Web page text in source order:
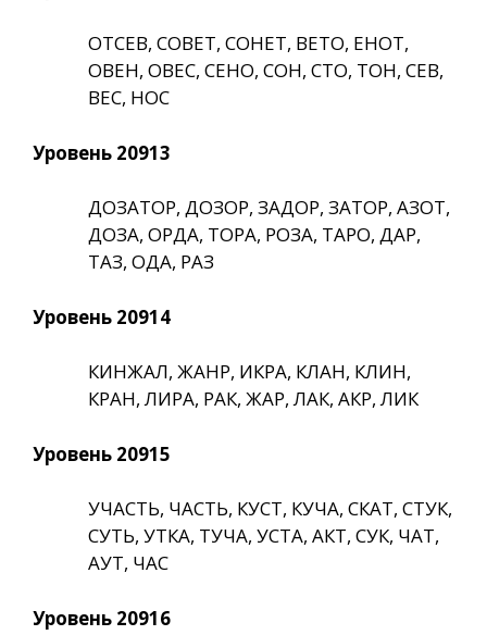
ОТСЕВ, СОВЕТ, СОНЕТ, ВЕТО, ЕНОТ,
ОВЕН, ОВЕС, СЕНО, СОН, СТО, ТОН, СЕВ,
ВЕС, НОС
Уровень 20913
ДОЗАТОР, ДОЗОР, ЗАДОР, ЗАТОР, АЗОТ,
ДОЗА, ОРДА, ТОРА, РОЗА, ТАРО, ДАР,
ТАЗ, ОДА, РАЗ
Уровень 20914
КИНЖАЛ, ЖАНР, ИКРА, КЛАН, КЛИН,
КРАН, ЛИРА, РАК, ЖАР, ЛАК, АКР, ЛИК
Уровень 20915
УЧАСТЬ, ЧАСТЬ, КУСТ, КУЧА, СКАТ, СТУК,
СУТЬ, УТКА, ТУЧА, УСТА, АКТ, СУК, ЧАТ,
АУТ, ЧАС
Уровень 20916